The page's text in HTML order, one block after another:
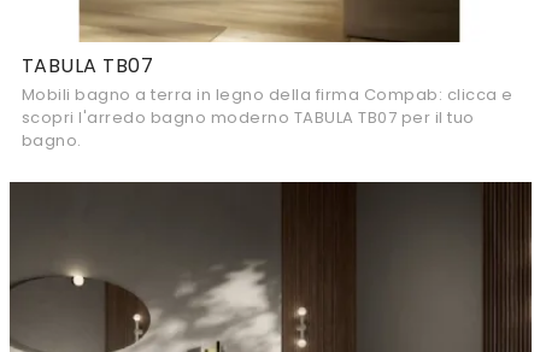
TABULA TB07
Mobili bagno a terra in legno della firma Compab: clicca e
scopri l'arredo bagno moderno TABULA TB07 per il tuo
bagno.